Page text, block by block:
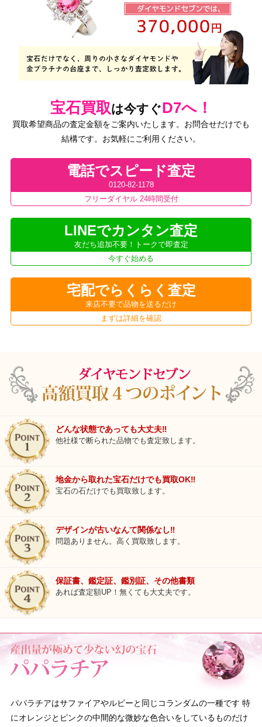
宝石買取は今すぐD7へ！
買取希望商品の査定金額をご案内いたします。お問合せだけでも
結構です。お気軽にご利用ください。
電話でスピード査定
0120-82-1178
フリーダイヤル 24時間受付
LINEでカンタン査定
友だち追加不要！トークで即査定
今すぐ始める
宅配でらくらく査定
来店不要で品物を送るだけ
まずは詳細を確認
どんな状態であっても大丈夫‼
他社様で断られた品物でも査定致します。
地金から取れた宝石だけでも買取OK‼
宝石の石だけでも買取致します。
デザインが古いなんて関係なし‼
問題ありません。高く買取致します。
保証書、鑑定証、鑑別証、その他書類
あれば査定額UP！無くても大丈夫です。
パパラチアはサファイアやルビーと同じコランダムの一種です 特
にオレンジとピンクの中間的な微妙な色合いをしているものだけ